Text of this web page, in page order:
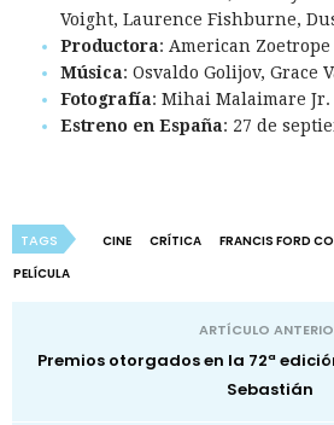
Voight, Laurence Fishburne,
Productora: American Zoetrope
Música: Osvaldo Golijov, Grace
Fotografía: Mihai Malaimare Jr.
Estreno en España: 27 de
TAGS CINE CRÍTICA FRANCIS FORD
PELÍCULA
ARTÍCULO
Premios otorgados en la 72ª
Sebastián